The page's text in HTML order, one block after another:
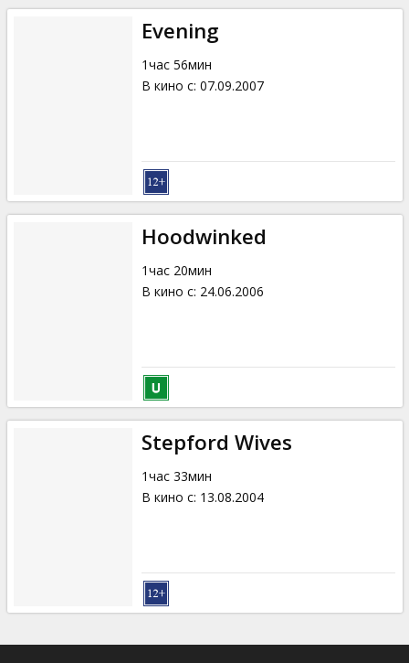
Evening
1час 56мин
В кино с: 07.09.2007
Hoodwinked
1час 20мин
В кино с: 24.06.2006
Stepford Wives
1час 33мин
В кино с: 13.08.2004